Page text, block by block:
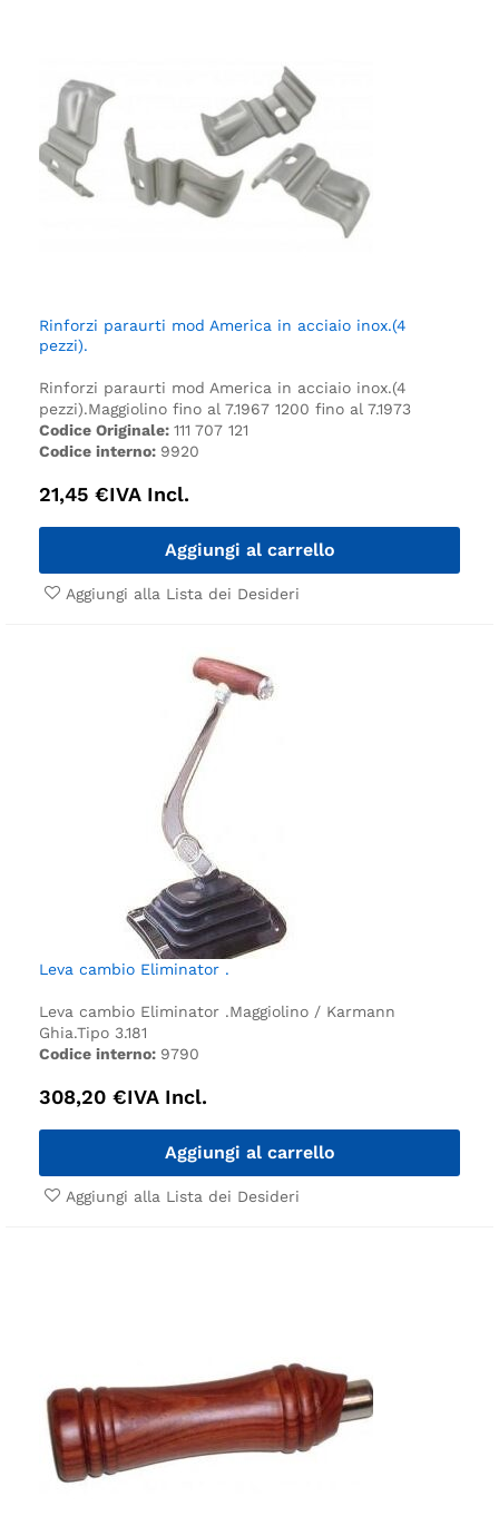
Rinforzi paraurti mod America in acciaio inox.(4
pezzi).
Rinforzi paraurti mod America in acciaio inox.(4
pezzi).Maggiolino fino al 7.1967 1200 fino al 7.1973
Codice Originale: 111 707 121
Codice interno: 9920
21,45 €IVA Incl.
Aggiungi al carrello
Aggiungi alla Lista dei Desideri
Leva cambio Eliminator .
Leva cambio Eliminator .Maggiolino / Karmann
Ghia.Tipo 3.181
Codice interno: 9790
308,20 €IVA Incl.
Aggiungi al carrello
Aggiungi alla Lista dei Desideri